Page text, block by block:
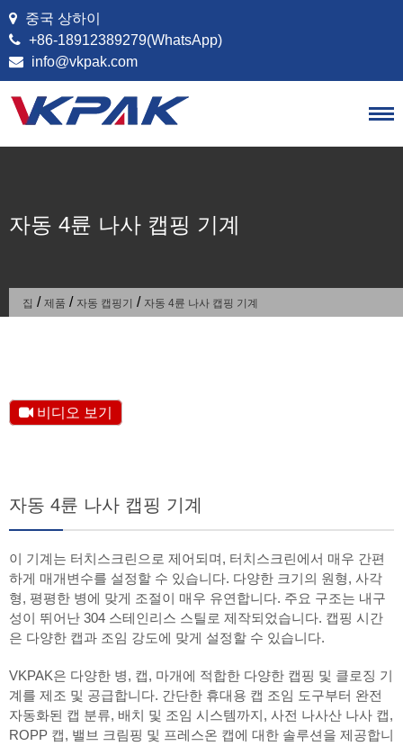
콘텐츠로 건너뛰기
중국 상하이
+86-18912389279(WhatsApp)
info@vkpak.com
자동 4륜 나사 캡핑 기계
집 / 제품 / 자동 캡핑기 / 자동 4륜 나사 캡핑 기계
비디오 보기
자동 4륜 나사 캡핑 기계
이 기계는 터치스크린으로 제어되며, 터치스크린에서 매우 간편
하게 매개변수를 설정할 수 있습니다. 다양한 크기의 원형, 사각
형, 평평한 병에 맞게 조절이 매우 유연합니다. 주요 구조는 내구
성이 뛰어난 304 스테인리스 스틸로 제작되었습니다. 캡핑 시간
은 다양한 캡과 조임 강도에 맞게 설정할 수 있습니다.
VKPAK은 다양한 병, 캡, 마개에 적합한 다양한 캡핑 및 클로징 기
계를 제조 및 공급합니다. 간단한 휴대용 캡 조임 도구부터 완전
자동화된 캡 분류, 배치 및 조임 시스템까지, 사전 나사산 나사 캡,
ROPP 캡, 밸브 크림핑 및 프레스온 캡에 대한 솔루션을 제공합니